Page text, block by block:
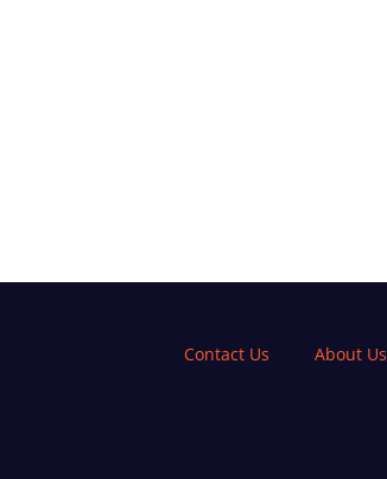
Contact Us About Us